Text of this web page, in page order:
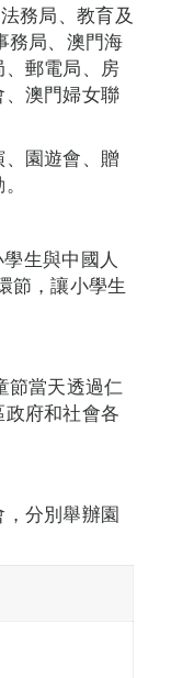
務局、教育及
務局、澳門海
郵電局、房
澳門婦女聯
園遊會、贈
生與中國人
節，讓小學生
節當天透過仁
府和社會各
分別舉辦園